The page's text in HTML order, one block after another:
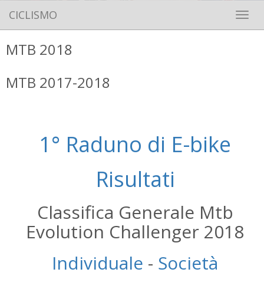
CICLISMO
MTB 2018
MTB 2017-2018
1° Raduno di E-bike
Risultati
Classifica Generale Mtb
Evolution Challenger 2018
Individuale - Società